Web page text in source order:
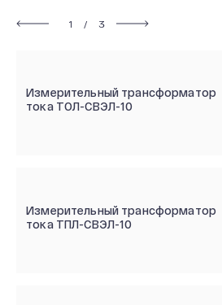
1 / 3
Измерительный трансформатор
тока ТОЛ-СВЭЛ-10
Измерительный трансформатор
тока ТПЛ-СВЭЛ-10